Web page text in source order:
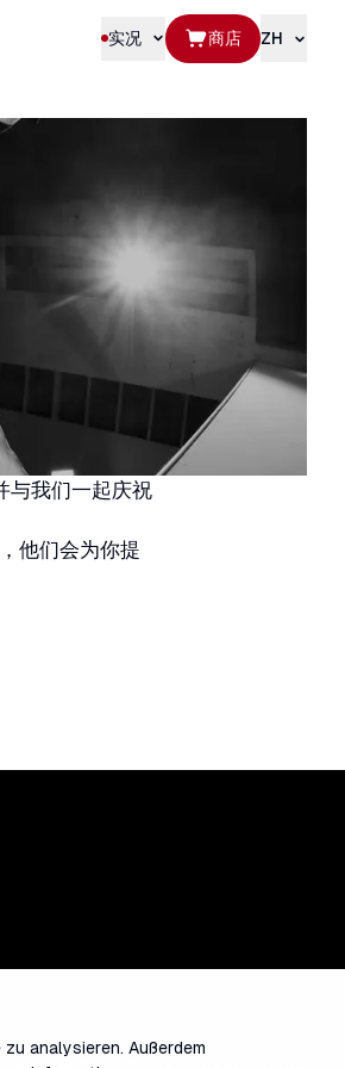
analysieren. Außerdem
实况 商店 ZH
与我们一起庆祝
他们会为你提